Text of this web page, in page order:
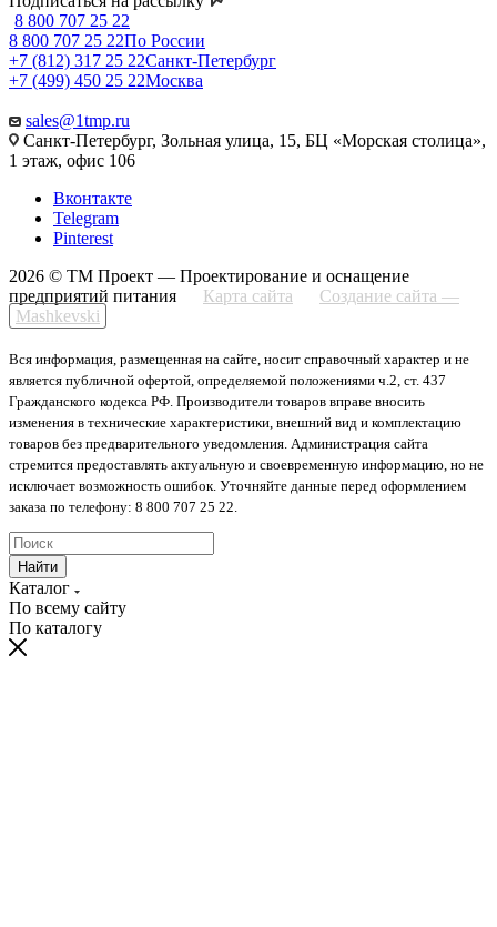
8 800 707 25 22
8 800 707 25 22По России
+7 (812) 317 25 22Санкт-Петербург
+7 (499) 450 25 22Москва
sales@1tmp.ru
Санкт-Петербург, Зольная улица, 15, БЦ «Морская столица»,
1 этаж, офис 106
Вконтакте
Telegram
Pinterest
2026 © ТМ Проект — Проектирование и оснащение
предприятий питания
Карта сайта
Создание сайта —
Mashkevski
Вся информация, размещенная на сайте, носит справочный характер и не
является публичной офертой, определяемой положениями ч.2, ст. 437
Гражданского кодекса РФ. Производители товаров вправе вносить
изменения в технические характеристики, внешний вид и комплектацию
товаров без предварительного уведомления. Администрация сайта
стремится предоставлять актуальную и своевременную информацию, но не
исключает возможность ошибок. Уточняйте данные перед оформлением
заказа по телефону: 8 800 707 25 22.
Найти
Каталог
По всему сайту
По каталогу